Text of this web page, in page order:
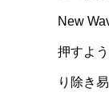
New
押すよ
り除き